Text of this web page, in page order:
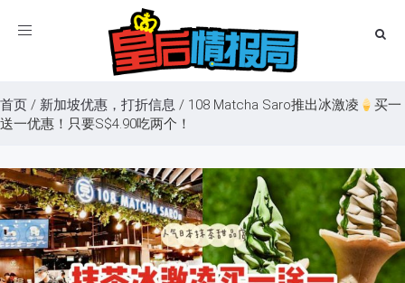
Toggle
首页 / 新加坡优惠，打折信息 / 108 Matcha Saro推出冰激凌
买一
送一优惠！只要S$4.90吃两个！